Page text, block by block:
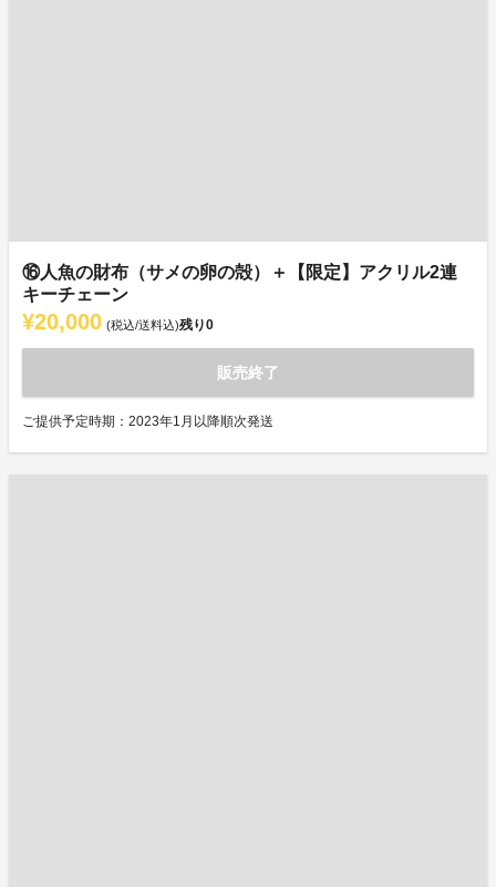
⑯人魚の財布（サメの卵の殻）＋【限定】アクリル2連
キーチェーン
¥20,000 (税込/送料込)残り0
販売終了
ご提供予定時期：2023年1月以降順次発送